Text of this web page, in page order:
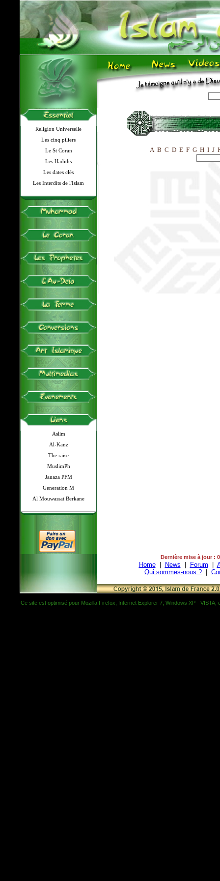
Religion Universelle
Les cinq piliers
Le St Coran
Les Hadiths
Les dates clés
Les Interdits de l'Islam
Aslim
Al-Kanz
The raise
MuslimPh
Janaza PFM
Generation M
Al Mouwassat Berkane
A B C D E F G H I J
Dernière mise à jour :
Home| News Forum
Qui sommes-nous ?
Ce site est optimisé pour Mozilla Firefox, Internet Explorer 7, Windows XP -